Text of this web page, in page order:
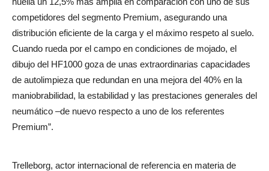
competidores del segmento Premium, asegurando una
distribución eficiente de la carga y el máximo respeto al suelo.
Cuando rueda por el campo en condiciones de mojado, el
dibujo del HF1000 goza de unas extraordinarias capacidades
de autolimpieza que redundan en una mejora del 40% en la
maniobrabilidad, la estabilidad y las prestaciones generales del
neumático –de nuevo respecto a uno de los referentes
Premium”.
Trelleborg, actor internacional de referencia en materia de